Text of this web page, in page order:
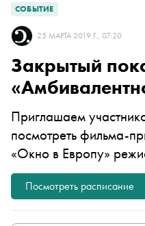
СОБЫТИЕ
25 МАРТА 2019 Г., 07:20
Закрытый
Приглашаем
посмотреть фильма-
«Окно в Европу»
Посмотреть расписание